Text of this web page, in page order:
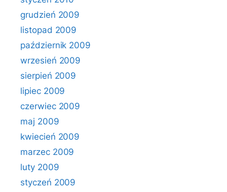
grudzień 2009
listopad 2009
październik 2009
wrzesień 2009
sierpień 2009
lipiec 2009
czerwiec 2009
maj 2009
kwiecień 2009
marzec 2009
luty 2009
styczeń 2009